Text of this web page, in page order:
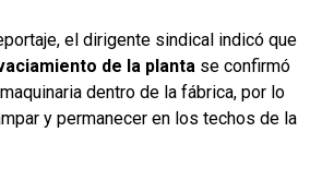
el dirigente sindical indicó que
de la planta se confirmó
dentro de la fábrica, por lo
y permanecer en los techos de la